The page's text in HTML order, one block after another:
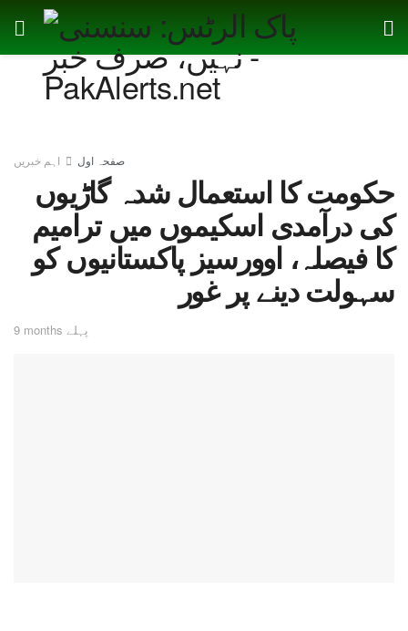
صفحہ اول اہم خبریں
حکومت کا استعمال شدہ گاڑیوں
کی درآمدی اسکیموں میں ترامیم
کا فیصلہ، اوورسیز پاکستانیوں کو
سہولت دینے پر غور
9 months پہلے